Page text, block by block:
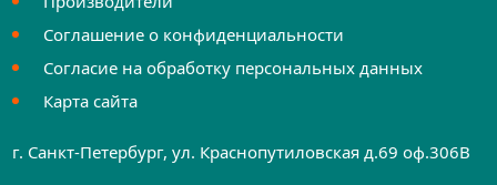
Соглашение о конфиденциальности
Согласие на обработку персональных данных
Карта сайта
г. Санкт-Петербург, ул. Краснопутиловская д.69 оф.306B